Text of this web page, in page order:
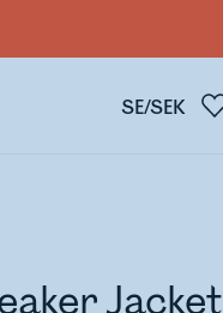
SE/SEK
Jacket